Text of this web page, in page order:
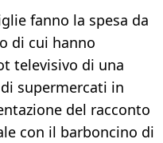
fanno la spesa da
di cui hanno
televisivo di una
supermercati in
del racconto
con il barboncino di